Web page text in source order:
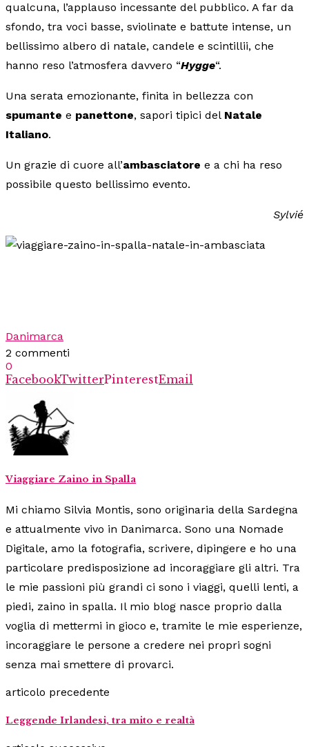
qualcuna, l’applauso incessante del pubblico. A far da
sfondo, tra voci basse, sviolinate e battute intense, un
bellissimo albero di natale, candele e scintillii, che
hanno reso l’atmosfera davvero “Hygge“.
Una serata emozionante, finita in bellezza con
spumante e panettone, sapori tipici del Natale
Italiano.
Un grazie di cuore all’ambasciatore e a chi ha reso
possibile questo bellissimo evento.
Sylvié
Danimarca
2 commenti
0
FacebookTwitterPinterestEmail
Viaggiare Zaino in Spalla
Mi chiamo Silvia Montis, sono originaria della Sardegna
e attualmente vivo in Danimarca. Sono una Nomade
Digitale, amo la fotografia, scrivere, dipingere e ho una
particolare predisposizione ad incoraggiare gli altri. Tra
le mie passioni più grandi ci sono i viaggi, quelli lenti, a
piedi, zaino in spalla. Il mio blog nasce proprio dalla
voglia di mettermi in gioco e, tramite le mie esperienze,
incoraggiare le persone a credere nei propri sogni
senza mai smettere di provarci.
articolo precedente
Leggende Irlandesi, tra mito e realtà